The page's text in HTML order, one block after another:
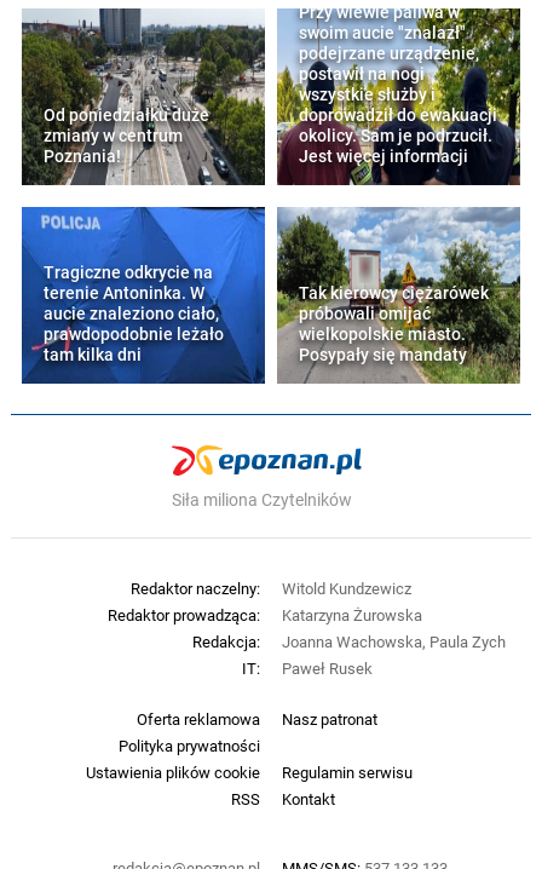
Od poniedziałku duże
zmiany w centrum
Poznania!
Przy wlewie paliwa w
swoim aucie "znalazł"
podejrzane urządzenie,
postawił na nogi
wszystkie służby i
doprowadził do ewakuacji
okolicy. Sam je podrzucił.
Jest więcej informacji
Tragiczne odkrycie na
terenie Antoninka. W
aucie znaleziono ciało,
prawdopodobnie leżało
tam kilka dni
Tak kierowcy ciężarówek
próbowali omijać
wielkopolskie miasto.
Posypały się mandaty
Siła miliona Czytelników
Oferta reklamowa
Nasz patronat
Polityka prywatności
Ustawienia plików cookie
Regulamin serwisu
RSS
Kontakt
Redaktor naczelny:
Witold Kundzewicz
Redaktor prowadząca:
Katarzyna Żurowska
Redakcja:
Joanna Wachowska, Paula Zych
IT:
Paweł Rusek